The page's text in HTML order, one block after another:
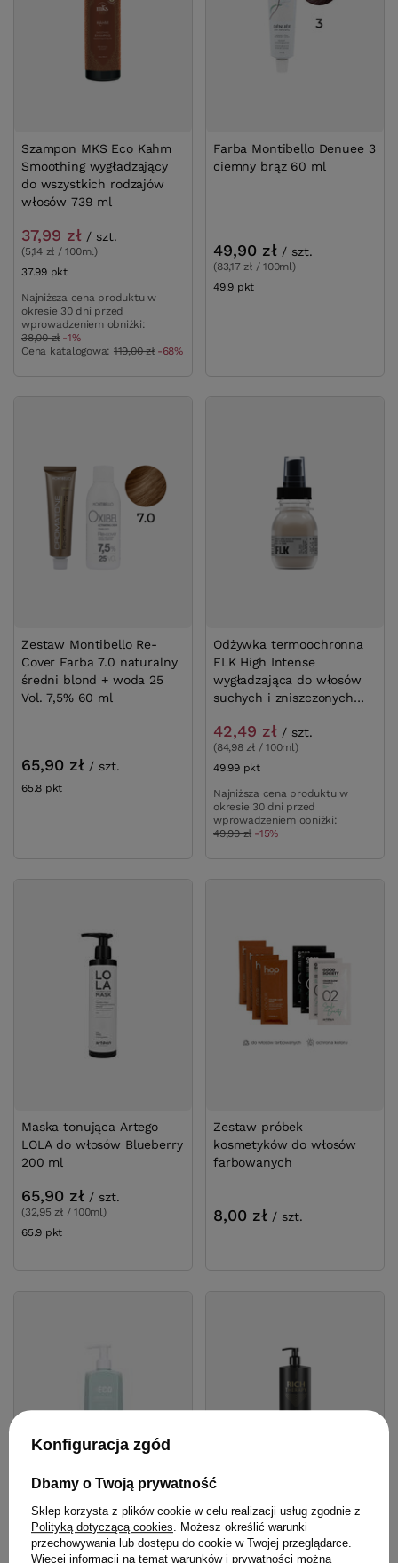
Szampon MKS Eco Kahm
Smoothing wygładzający
do wszystkich rodzajów
włosów 739 ml
37,99 zł / szt.
(5,14 zł / 100ml)
37.99 pktpunktów
Najniższa cena produktu w
okresie 30 dni przed
wprowadzeniem obniżki:
38,00 zł -1%
Cena katalogowa: 119,00 zł -68%
Farba Montibello Denuee 3
ciemny brąz 60 ml
49,90 zł / szt.
(83,17 zł / 100ml)
49.9 pkt
Zestaw Montibello Re-
Cover Farba 7.0 naturalny
średni blond + woda 25
Vol. 7,5% 60 ml
65,90 zł / szt.
65.8 pkt
Odżywka termoochronna
FLK High Intense
wygładzająca do włosów
suchych i zniszczonych
42,49 zł / szt.
(84,98 zł / 100ml)
49.99 pktpunktów
Najniższa cena produktu w
okresie 30 dni przed
wprowadzeniem obniżki:
49,99 zł -15%
Maska tonująca Artego
LOLA do włosów Blueberry
200 ml
65,90 zł / szt.
(32,95 zł / 100ml)
65.9 pkt
Zestaw próbek
kosmetyków do włosów
farbowanych
8,00 zł / szt.
Odżywka Mila BE ECO
Water Shine Conditioner
Szampon Mila Pro Rich
Therapy odbudowujący z
Konfiguracja zgód
Dbamy o Twoją prywatność
Sklep korzysta z plików cookie w celu realizacji usług zgodnie z
Polityką dotyczącą cookies. Możesz określić warunki
przechowywania lub dostępu do cookie w Twojej przeglądarce.
Więcej informacji na temat warunków i prywatności można